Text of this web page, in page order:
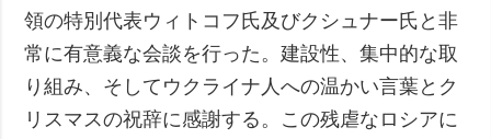
領の特別代表ウィトコフ氏及びクシュナー氏と非
常に有意義な会談を行った。建設性、集中的な取
り組み、そしてウクライナ人への温かい言葉とク
リスマスの祝辞に感謝する。この残虐なロシアに